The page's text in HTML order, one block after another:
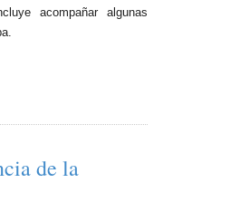
acompañar algunas
de la